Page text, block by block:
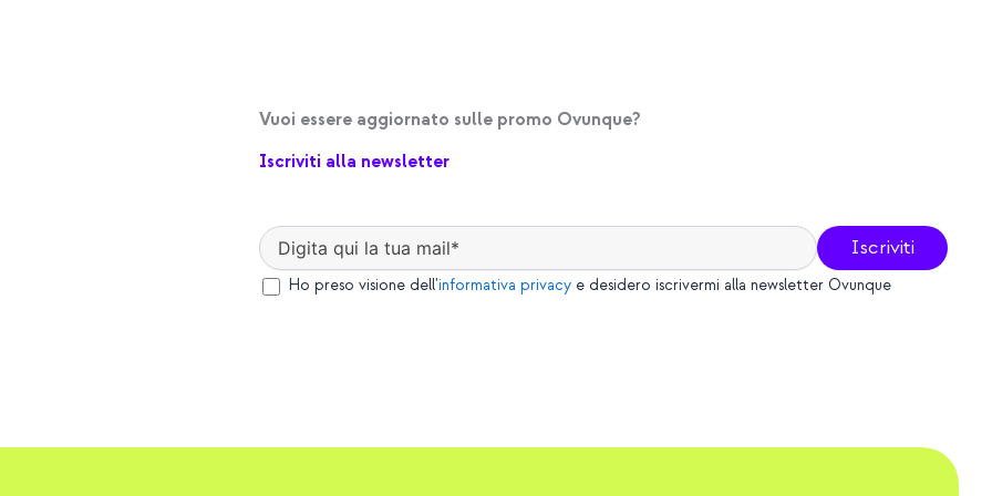
Vuoi essere aggiornato sulle promo Ovunque?
Iscriviti alla newsletter
Ho preso visione dell'informativa privacy e desidero iscrivermi alla newsletter Ovunque